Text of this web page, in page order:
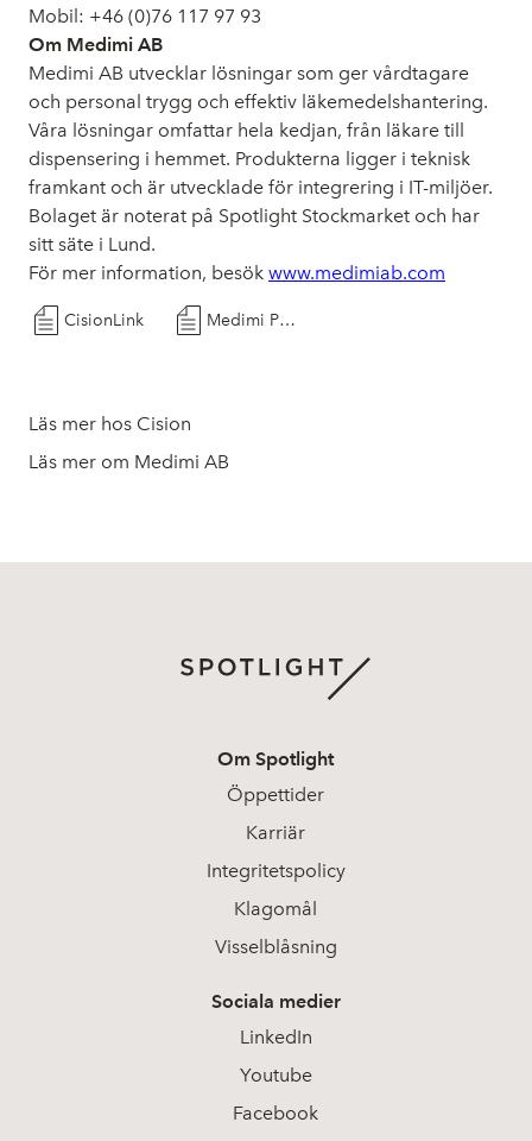
Mobil: +46 (0)76 117 97 93
Om Medimi AB
Medimi AB utvecklar lösningar som ger vårdtagare
och personal trygg och effektiv läkemedelshantering.
Våra lösningar omfattar hela kedjan, från läkare till
dispensering i hemmet. Produkterna ligger i teknisk
framkant och är utvecklade för integrering i IT-miljöer.
Bolaget är noterat på Spotlight Stockmarket och har
sitt säte i Lund.
För mer information, besök www.medimiab.com
CisionLink Medimi PM TIM 2025
Läs mer hos Cision
Läs mer om Medimi AB
Om Spotlight
Öppettider
Karriär
Integritetspolicy
Klagomål
Visselblåsning
Sociala medier
LinkedIn
Youtube
Facebook